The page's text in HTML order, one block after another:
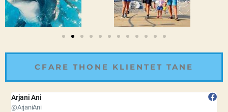
CFARE THONE KLIENTET TANE
Arjani Ani
@ArjaniAni